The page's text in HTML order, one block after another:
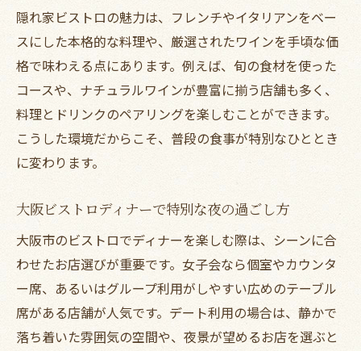
隠れ家ビストロの魅力は、フレンチやイタリアンをベー
スにした本格的な料理や、厳選されたワインを手頃な価
格で味わえる点にあります。例えば、旬の食材を使った
コースや、ナチュラルワインが豊富に揃う店舗も多く、
料理とドリンクのペアリングを楽しむことができます。
こうした環境だからこそ、普段の食事が特別なひととき
に変わります。
大阪ビストロディナーで特別な夜の過ごし方
大阪市のビストロでディナーを楽しむ際は、シーンに合
わせたお店選びが重要です。女子会なら個室やカウンタ
ー席、あるいはグループ利用がしやすい広めのテーブル
席がある店舗が人気です。デート利用の場合は、静かで
落ち着いた雰囲気の空間や、夜景が望めるお店を選ぶと